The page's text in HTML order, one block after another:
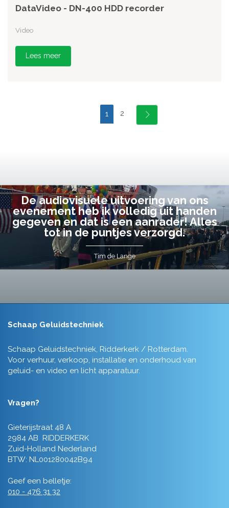
DataVideo - DN-400 HDD recorder
Video
Lees meer
1 2
De audiovisuele uitvoering van ons
evenement heb ik volledig uit handen
gegeven en dat is een aanrader! Alles
tot in de puntjes verzorgd.
Tim de Lange
Schaap Geluidstechniek
Schaap Geluidstechniek, Ridderkerk / Rotterdam.
Voor verhuur, verkoop, installatie en onderhoud van
geluid- en video en licht apparatuur.
Vragen?
Gieterijstraat 48 A
2984 AB RIDDERKERK
Zuid-Holland Nederland
BTW: NL001280042B94
Geef een belletje:
010 - 476 31 32